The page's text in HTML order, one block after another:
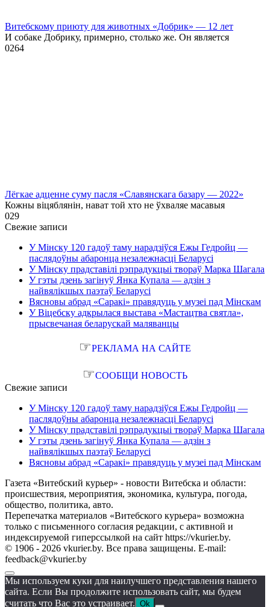
Витебскому приюту для животных «Добрик» — 12 лет
И собаке Добрику, примерно, столько же. Он является
0264
Лёгкае адценне суму пасля «Славянскага базару — 2022»
Кожны віцяблянін, нават той хто не ўхваляе масавыя
029
Свежие записи
У Мінску 120 гадоў таму нарадзіўся Ежы Гедройц —
паслядоўны абаронца незалежнасці Беларусі
У Мінску прадставілі рэпрадукцыі твораў Марка Шагала
У гэты дзень загінуў Янка Купала — адзін з
найвялікшых паэтаў Беларусі
Вясновы абрад «Саракі» правядуць у музеі пад Мінскам
У Віцебску адкрылася выстава «Мастацтва святла»,
прысвечаная беларускай маляванцы
☞РЕКЛАМА НА САЙТЕ
☞СООБЩИ НОВОСТЬ
Свежие записи
У Мінску 120 гадоў таму нарадзіўся Ежы Гедройц —
паслядоўны абаронца незалежнасці Беларусі
У Мінску прадставілі рэпрадукцыі твораў Марка Шагала
У гэты дзень загінуў Янка Купала — адзін з
найвялікшых паэтаў Беларусі
Вясновы абрад «Саракі» правядуць у музеі пад Мінскам
Газета «Витебский курьер» - новости Витебска и области:
происшествия, мероприятия, экономика, культура, погода,
общество, политика, авто.
Перепечатка материалов «Витебского курьера» возможна
только с письменного согласия редакции, с активной и
индексируемой гиперссылкой на сайт https://vkurier.by.
© 1906 - 2026 vkurier.by. Все права защищены. E-mail:
feedback@vkurier.by
Мы используем куки для наилучшего представления нашего
сайта. Если Вы продолжите использовать сайт, мы будем
считать что Вас это устраивает. Ok